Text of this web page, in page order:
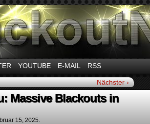
YOUTUBE E-MAIL RSS
Nächster ›
Massive Blackouts in
15, 2025.